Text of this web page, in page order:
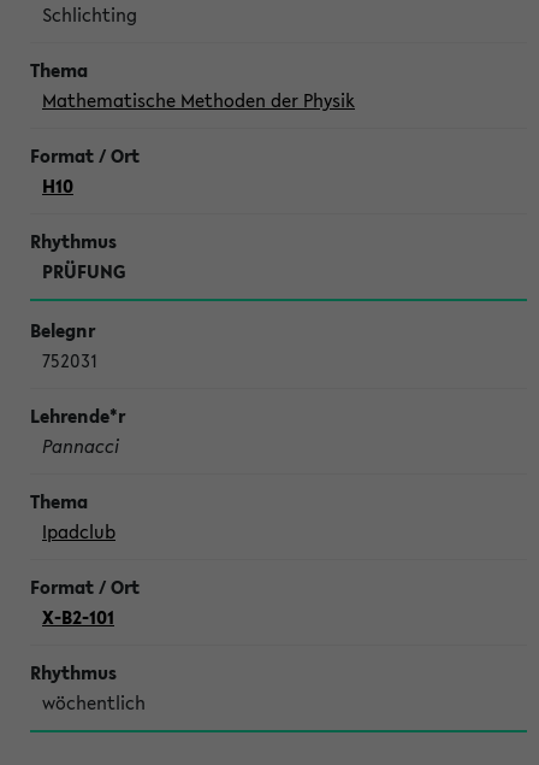
Schlichting
Mathematische Methoden der Physik
H10
PRÜFUNG
752031
Pannacci
Ipadclub
X-B2-101
wöchentlich